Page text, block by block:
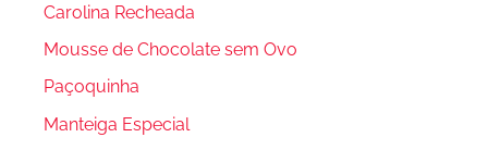
Carolina Recheada
Mousse de Chocolate sem Ovo
Paçoquinha
Manteiga Especial